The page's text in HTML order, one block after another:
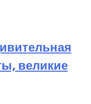
великие